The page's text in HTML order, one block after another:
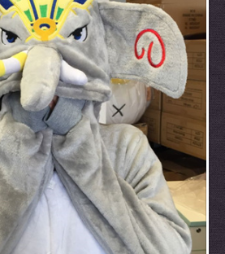
资料 介绍
充值 论坛